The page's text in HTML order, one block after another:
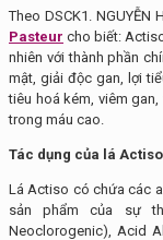
Theo DSCK1. NGUYỄN
Pasteur cho biết:
nhiên với thành phần
mật, giải độc gan, lợi
tiêu hoá kém, viêm
trong máu cao.
Tác dụng của lá Actiso
Lá Actiso có chứa các
sản phẩm của sự
Neoclorogenic), Acid